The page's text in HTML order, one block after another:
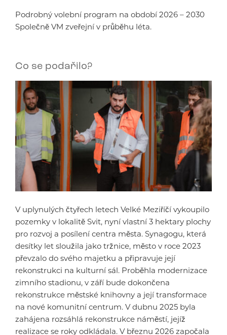
Podrobný volební program na období 2026 – 2030
Společně VM zveřejní v průběhu léta.
Co se podařilo?
V uplynulých čtyřech letech Velké Meziříčí vykoupilo
pozemky v lokalitě Svit, nyní vlastní 3 hektary plochy
pro rozvoj a posílení centra města. Synagogu, která
desítky let sloužila jako tržnice, město v roce 2023
převzalo do svého majetku a připravuje její
rekonstrukci na kulturní sál. Proběhla modernizace
zimního stadionu, v září bude dokončena
rekonstrukce městské knihovny a její transformace
na nové komunitní centrum. V dubnu 2025 byla
zahájena rozsáhlá rekonstrukce náměstí, jejíž
realizace se roky odkládala. V březnu 2026 započala